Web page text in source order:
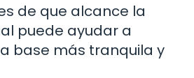
de que alcance la
puede ayudar a
base más tranquila y